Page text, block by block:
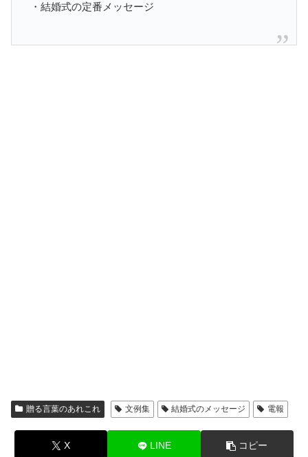
・結婚式の定番メッセージ
贈る言葉のあれこれ 文例集 結婚式のメッセージ 電報
X LINE コピー